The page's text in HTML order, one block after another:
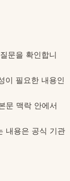
문을 확인합니
이 필요한 내용인
문 맥락 안에서
내용은 공식 기관